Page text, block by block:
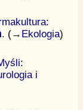
:
. (→ Ekologia)
:
i